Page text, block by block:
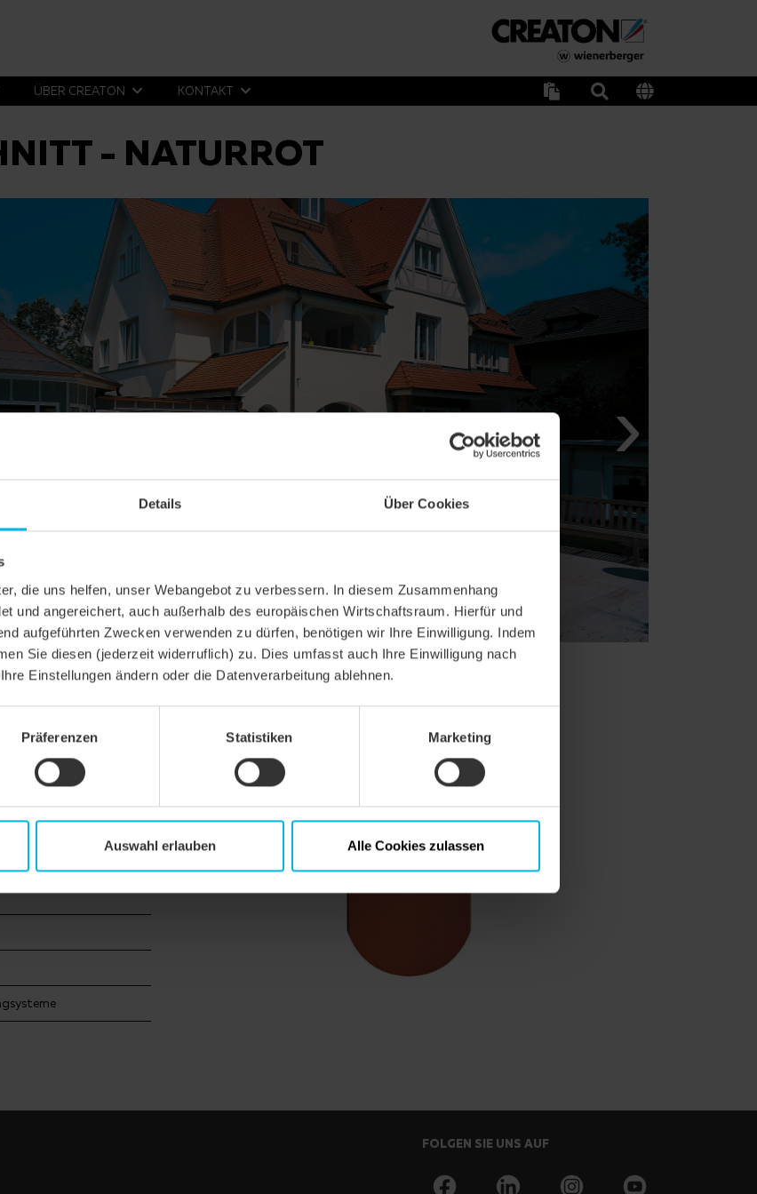
Details Über Cookies
die uns helfen, unser Webangebot zu verbessern. In diesem Zusammenhang
und angereichert, auch außerhalb des europäischen Wirtschaftsraum. Hierfür und
aufgeführten Zwecken verwenden zu dürfen, benötigen wir Ihre Einwilligung. Indem
Sie diesen (jederzeit widerruflich) zu. Dies umfasst auch Ihre Einwilligung nach
Einstellungen ändern oder die Datenverarbeitung ablehnen.
Präferenzen Statistiken Marketing
Auswahl erlauben Alle Cookies zulassen
ÜBER CREATON KONTAKT
- NATURROT
FOLGEN SIE UNS AUF